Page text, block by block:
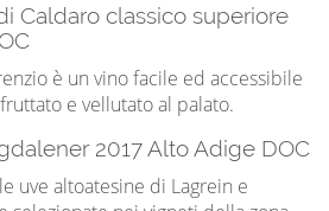
Caldaro classico superiore
è un vino facile ed accessibile
e vellutato al palato.
2017 Alto Adige DOC
uve altoatesine di Lagrein e